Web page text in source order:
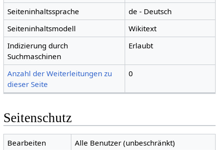
Seiteninhaltssprache
de - Deutsch
Seiteninhaltsmodell
Wikitext
Indizierung durch
Suchmaschinen
Erlaubt
Anzahl der Weiterleitungen zu
dieser Seite
0
Seitenschutz
Bearbeiten
Alle Benutzer (unbeschränkt)